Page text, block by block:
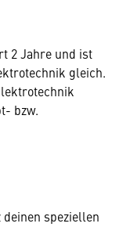
2 Jahre und ist
gleich.
bzw.
speziellen